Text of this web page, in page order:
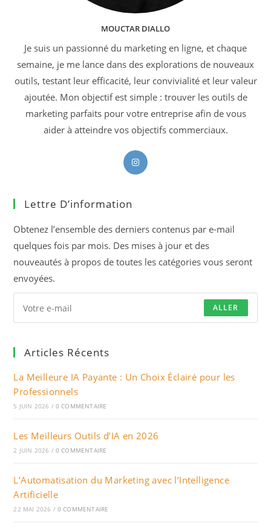
MOUCTAR DIALLO
Je suis un passionné du marketing en ligne, et chaque
semaine, je me lance dans des explorations de nouveaux
outils, testant leur efficacité, leur convivialité et leur valeur
ajoutée. Mon objectif est simple : trouver les outils de
marketing parfaits pour votre entreprise afin de vous
aider à atteindre vos objectifs commerciaux.
S’ouvre
Lettre D’information
Obtenez l’ensemble des derniers contenus par e-mail
quelques fois par mois. Des mises à jour et des
nouveautés à propos de toutes les catégories vous seront
envoyées.
ALLER
Articles Récents
La Meilleure IA Payante : Un Choix Éclairé pour les
Professionnels
5 JUIN 2026 / 0 COMMENTAIRE
Les Meilleurs Outils d’IA en 2026
2 JUIN 2026 / 0 COMMENTAIRE
L’Automatisation du Marketing avec l’Intelligence
Artificielle
22 MAI 2026 / 0 COMMENTAIRE